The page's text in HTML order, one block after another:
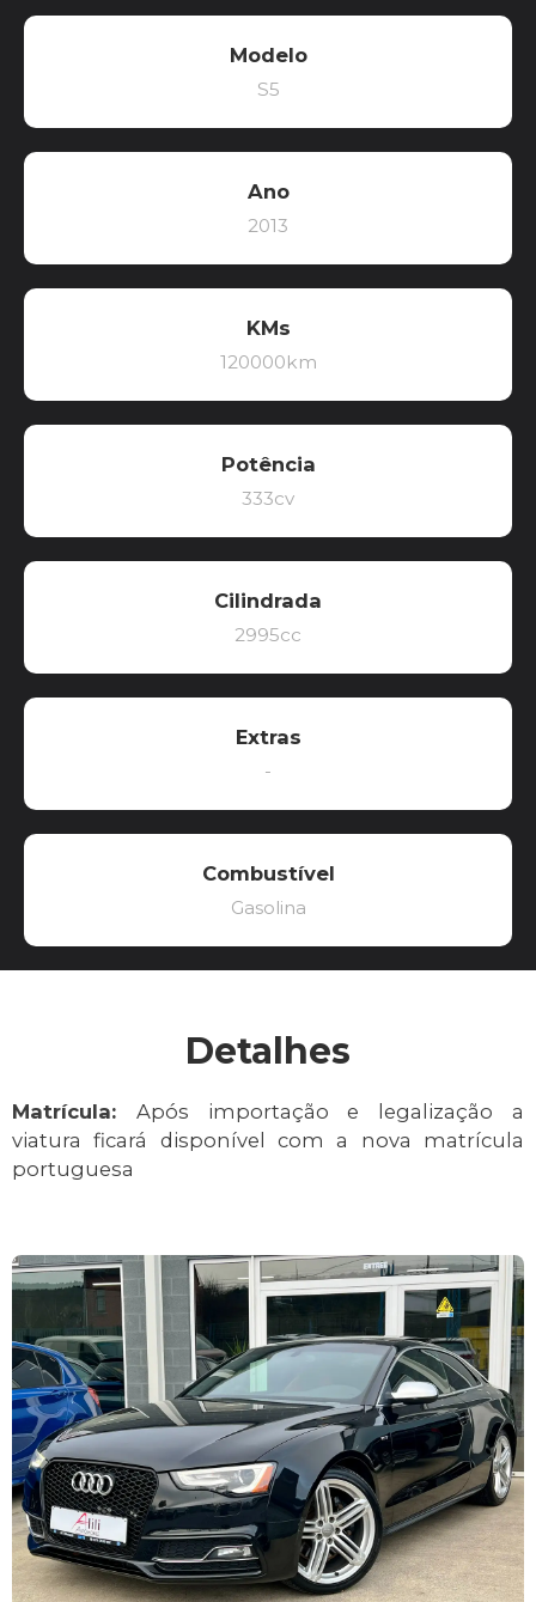
Modelo
S5
Ano
2013
KMs
120000km
Potência
333cv
Cilindrada
2995cc
Extras
-
Combustível
Gasolina
Detalhes
Matrícula: Após importação e legalização a
viatura ficará disponível com a nova matrícula
portuguesa